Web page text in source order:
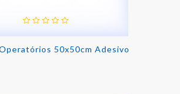
50x50cm Adesivo